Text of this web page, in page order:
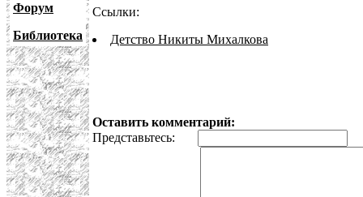
Форум
Библиотека
Ссылки:
Детство Никиты Михалкова
Оставить комментарий:
Представьтесь: